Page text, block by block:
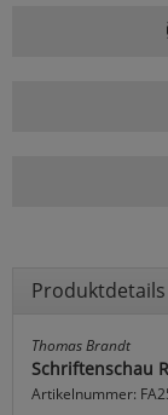
Produktdetails
Thomas Brandt
Schriftenschau
Artikelnummer: